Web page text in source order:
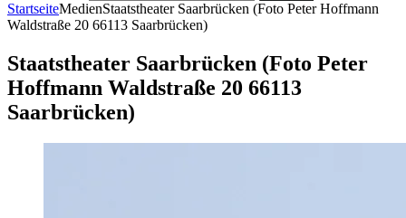
StartseiteMedienStaatstheater Saarbrücken (Foto Peter Hoffmann
Waldstraße 20 66113 Saarbrücken)
Staatstheater Saarbrücken (Foto Peter
Hoffmann Waldstraße 20 66113
Saarbrücken)